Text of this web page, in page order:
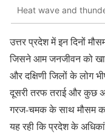
Heat wave and
उत्तर प्रदेश में इन दिनों
जिसने आम जनजीवन को
और दक्षिणी जिलों के लोग
दूसरी तरफ तराई और कुछ
गरज-चमक के साथ मौसम
यह रही कि प्रदेश के